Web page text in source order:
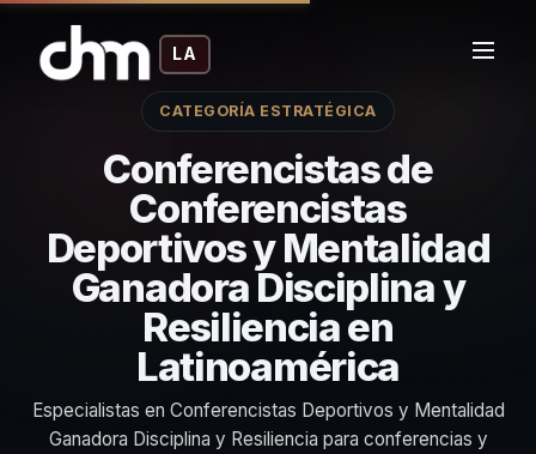
LA
CATEGORÍA ESTRATÉGICA
Conferencistas de
Conferencistas
Deportivos y Mentalidad
Ganadora Disciplina y
Resiliencia en
Latinoamérica
Especialistas en Conferencistas Deportivos y Mentalidad
Ganadora Disciplina y Resiliencia para conferencias y